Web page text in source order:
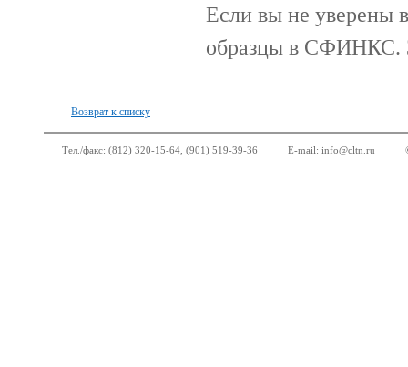
Если вы не уверены
образцы в СФИНКС.
Возврат к списку
Тел./факс: (812) 320-15-64, (901) 519-39-36 E-mail: info@cltn.ru